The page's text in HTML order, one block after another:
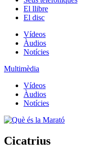
El llibre
El disc
Vídeos
Àudios
Notícies
Multimèdia
Vídeos
Àudios
Notícies
Cicatrius